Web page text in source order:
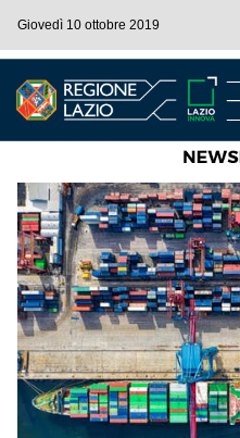
Giovedì 10 ottobre 2019